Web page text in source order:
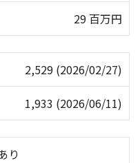
29 百万円
2,529 (2026/02/27)
1,933 (2026/06/11)
り